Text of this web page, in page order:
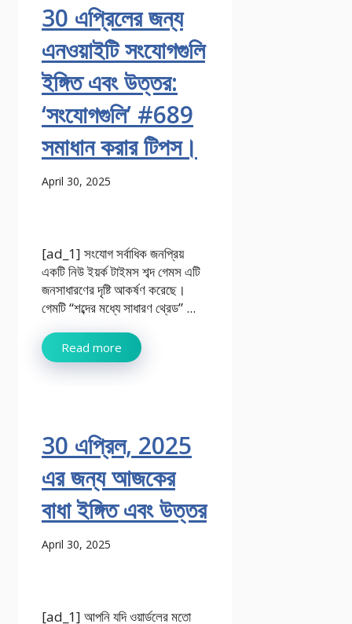
30 এপ্রিলের জন্য
এনওয়াইটি সংযোগগুলি
ইঙ্গিত এবং উত্তর:
‘সংযোগগুলি’ #689
সমাধান করার টিপস।
April 30, 2025
[ad_1] সংযোগ সর্বাধিক জনপ্রিয়
একটি নিউ ইয়র্ক টাইমস শব্দ গেমস এটি
জনসাধারণের দৃষ্টি আকর্ষণ করেছে।
গেমটি “শব্দের মধ্যে সাধারণ থ্রেড” ...
Read more
30 এপ্রিল, 2025
এর জন্য আজকের
বাধা ইঙ্গিত এবং উত্তর
April 30, 2025
[ad_1] আপনি যদি ওয়ার্ডলের মতো